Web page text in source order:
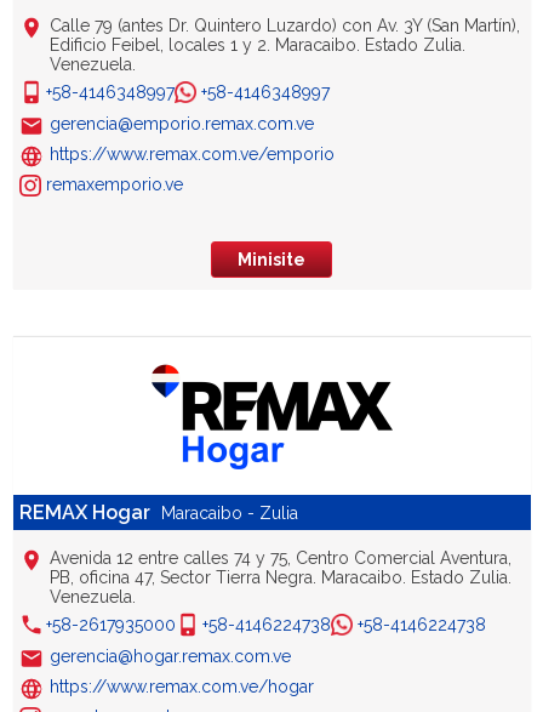
Calle 79 (antes Dr. Quintero Luzardo) con Av. 3Y (San Martín),
Edificio Feibel, locales 1 y 2. Maracaibo. Estado Zulia.
Venezuela.
+58-4146348997
+58-4146348997
gerencia@emporio.remax.com.ve
https://www.remax.com.ve/emporio
remaxemporio.ve
Minisite
REMAX Hogar Maracaibo - Zulia
Avenida 12 entre calles 74 y 75, Centro Comercial Aventura,
PB, oficina 47, Sector Tierra Negra. Maracaibo. Estado Zulia.
Venezuela.
+58-2617935000
+58-4146224738
+58-4146224738
gerencia@hogar.remax.com.ve
https://www.remax.com.ve/hogar